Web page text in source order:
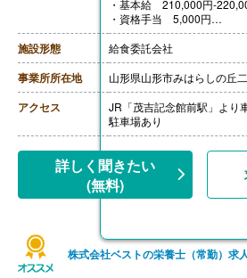
・基本給 210,000円-
・資格手当 5,000円
・固定残業代 20,000円-
※固定残業代は「業務手当」
支給。超過分は別途支給。
【賞与】年2回（計2.00ヶ月
【通勤手当】あり（上限
【昇給】あり（1月あたり
【退職金】あり※勤続5年以上
施設形態 給食委託会社
事業所所在地 山形県山形市みはらしの丘
アクセス
JR「茂吉記念館前駅」より
駐車場あり
詳しく聞きたい
(無料)
株式会社ベストの栄養士（常勤）求